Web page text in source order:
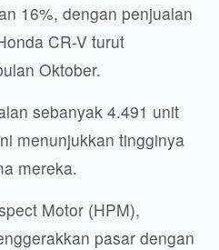
16%, dengan penjualan
CR-V turut
Oktober.
sebanyak 4.491 unit
menunjukkan tingginya
mereka.
Motor (HPM),
pasar dengan